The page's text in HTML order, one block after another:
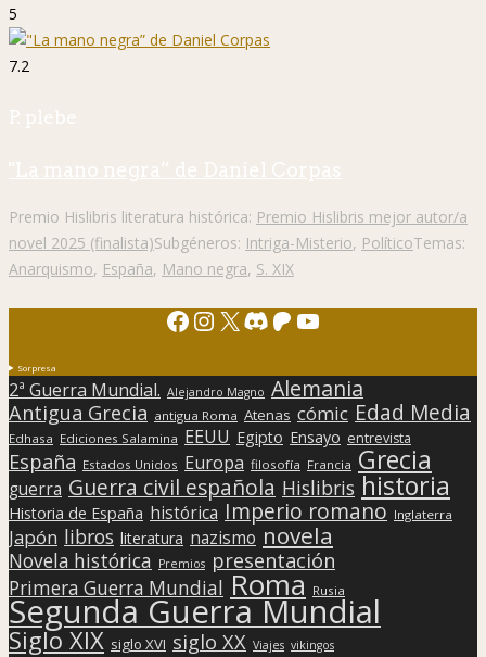
5
7.2
P. plebe
"La mano negra” de Daniel Corpas
Premio Hislibris literatura histórica: Premio Hislibris mejor autor/a
novel 2025 (finalista)Subgéneros: Intriga-Misterio, PolíticoTemas:
Anarquismo, España, Mano negra, S. XIX
Facebook
Instagram
X Discord
Patreon
YouTube
Sorpresa
2ª Guerra Mundial. Alejandro Magno Alemania
Antigua Grecia antigua Roma Atenas cómic Edad Media
Edhasa Ediciones Salamina EEUU Egipto Ensayo entrevista
España Estados Unidos Europa filosofía Francia Grecia
guerra Guerra civil española Hislibris historia
Historia de España histórica Imperio romano Inglaterra
Japón libros literatura nazismo novela
Novela histórica Premios presentación
Primera Guerra Mundial Roma Rusia
Segunda Guerra Mundial
Siglo XIX siglo XVI siglo XX Viajes vikingos